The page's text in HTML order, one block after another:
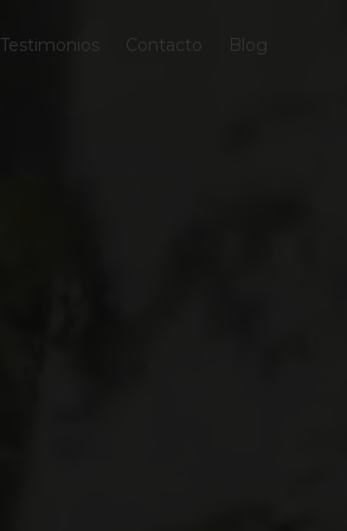
Testimonios Contacto Blog